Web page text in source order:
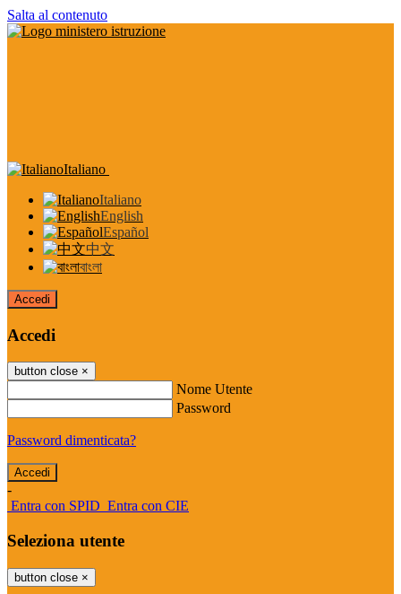
Salta al contenuto
Italiano
Italiano
English
Español
中文
বাংলা
Accedi
Accedi
button close ×
Nome Utente
Password
Password dimenticata?
-
Entra con SPID Entra con CIE
Seleziona utente
button close ×